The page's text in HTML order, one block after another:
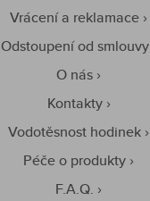
Vrácení a reklamace
Odstoupení od smlouvy
O nás
Kontakty
Vodotěsnost hodinek
Péče o produkty
F.A.Q.